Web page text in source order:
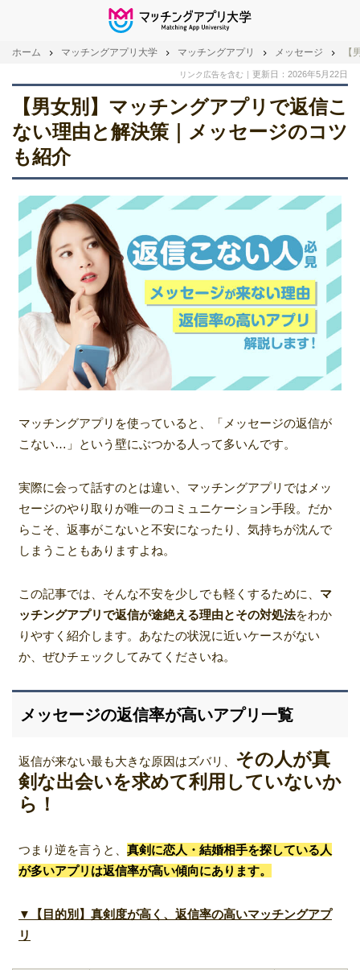
ホーム マッチングアプリ大学 マッチングアプリ メッセージ 【
リンク広告を含む 更新日：2026年5月22日
【男女別】マッチングアプリで返信こ
ない理由と解決策｜メッセージのコツ
も紹介
マッチングアプリを使っていると、「メッセージの返信が
こない…」という壁にぶつかる人って多いんです。
実際に会って話すのとは違い、マッチングアプリではメッ
セージのやり取りが唯一のコミュニケーション手段。だか
らこそ、返事がこないと不安になったり、気持ちが沈んで
しまうこともありますよね。
この記事では、そんな不安を少しでも軽くするために、 マ
ッチングアプリで返信が途絶える理由とその対処法をわか
りやすく紹介します。あなたの状況に近いケースがない
か、ぜひチェックしてみてくださいね。
メッセージの返信率が高いアプリ一覧
返信が来ない最も大きな原因はズバリ、 その人が真
剣な出会いを求めて利用していないか
ら！
つまり逆を言うと、 真剣に恋人・結婚相手を探している人
が多いアプリは返信率が高い傾向にあります。
▼【目的別】真剣度が高く、返信率の高いマッチングアプ
リ